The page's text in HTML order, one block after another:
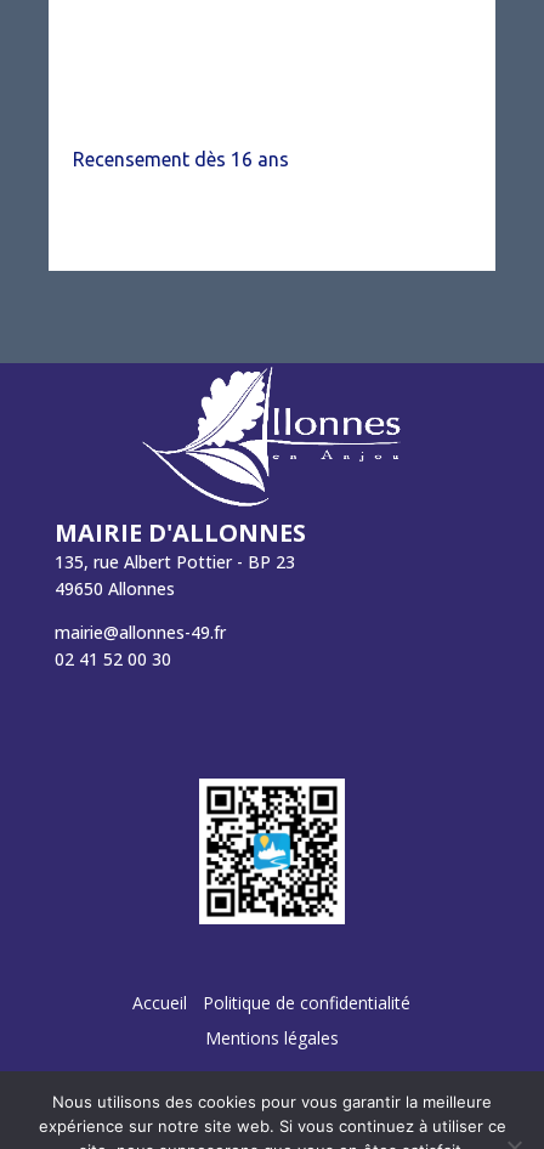
Recensement dès 16 ans
MAIRIE D'ALLONNES
135, rue Albert Pottier - BP 23
49650 Allonnes
mairie@allonnes-49.fr
02 41 52 00 30
Accueil
Politique de confidentialité
Mentions légales
Nous utilisons des cookies pour vous garantir la meilleure
expérience sur notre site web. Si vous continuez à utiliser ce